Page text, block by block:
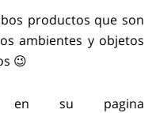
productos que son
ambientes y objetos
😉
en su pagina